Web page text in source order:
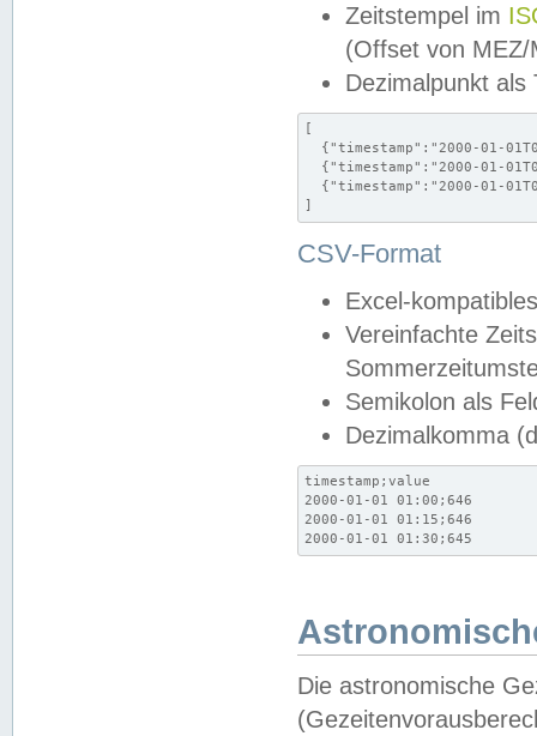
Zeitstempel im
(Offset von MEZ/
Dezimalpunkt als
[
{"timestamp":"2000-01-
{"timestamp":"2000-01-
{"timestamp":"2000-01-
]
CSV-Format
Excel-
Vereinfachte
Semikolon als
Dezimalkomma
timestamp;value
2000-01-01 01:00;646
2000-01-01 01:15;646
2000-01-01 01:30;645
Die astronomische